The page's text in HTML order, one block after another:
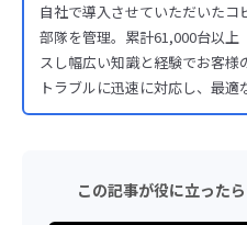
自社で導入させていただいた
部隊を管理。累計61,000台以上
スし幅広い知識と経験でお客様
トラブルに迅速に対応し、最適
この記事が役に立った